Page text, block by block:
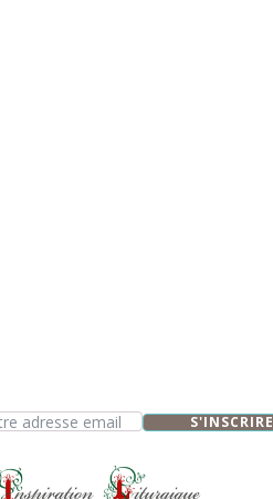
S'INSCRIRE